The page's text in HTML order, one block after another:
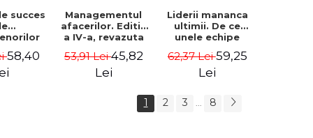
succes
sa-ti
58,40
Managementul
afacerilor. Editia
a IV-a, revazuta
Gabriel I. Nastase
53,91 Lei45,82
Lei
Liderii mananca
ultimii. De ce
unele echipe
impreuna, iar
altele nu. Editia a
62,37 Lei59,25
Lei
1 2 3 8